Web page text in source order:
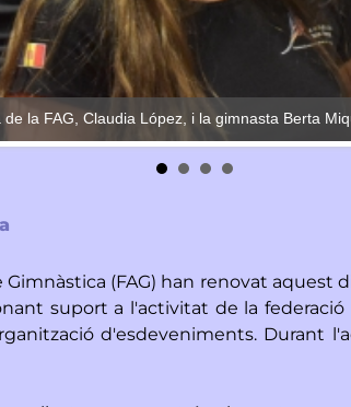
la FAG, Claudia López, i la gimnasta Berta
Gimnàstica (FAG) han renovat
suport a l'activitat de la
d'esdeveniments. Durant